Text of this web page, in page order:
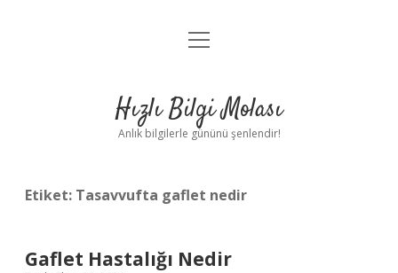
Anasayfa
Yasal Uyarı
menüyü
Hızlı Bilgi Molası
Anlık bilgilerle gününü şenlendir!
Etiket: Tasavvufta gaflet nedir
Gaflet Hastalığı Nedir